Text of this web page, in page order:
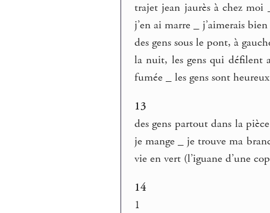
trajet jean jaurès à chez moi
j’en ai marre _ j’aimerais
des gens sous le pont, à
la nuit, les gens qui défilent
fumée _ les gens sont
13
des gens partout dans la
je mange _ je trouve ma
vie en vert (l’iguane d’une
14
1